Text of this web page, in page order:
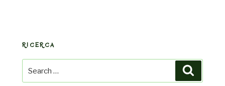
RICERCA
Search
for: